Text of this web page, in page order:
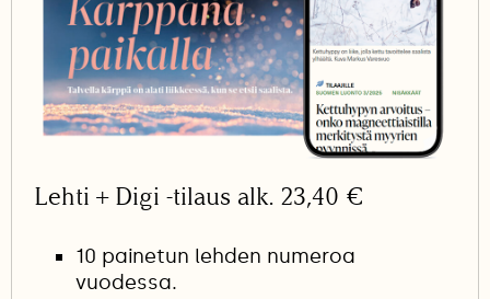
Lehti + Digi -tilaus alk. 23,40 €
10 painetun lehden numeroa
vuodessa.